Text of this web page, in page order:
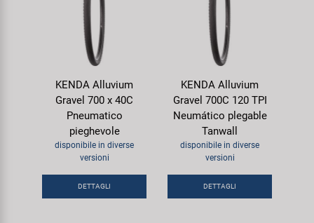
KENDA Alluvium
Gravel 700 x 40C
Pneumatico
pieghevole
disponibile in diverse
versioni
DETTAGLI
KENDA Alluvium
Gravel 700C 120 TPI
Neumático plegable
Tanwall
disponibile in diverse
versioni
DETTAGLI